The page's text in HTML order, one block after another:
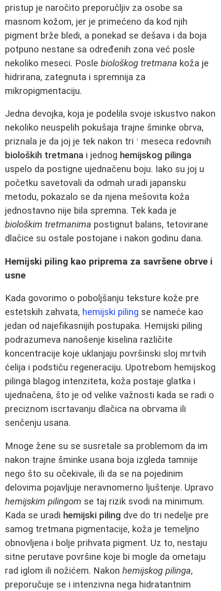
pristup je naročito preporučljiv za osobe sa
masnom kožom, jer je primećeno da kod njih
pigment brže bledi, a ponekad se dešava i da boja
potpuno nestane sa određenih zona već posle
nekoliko meseci. Posle biološkog tretmana koža je
hidrirana, zategnuta i spremnija za
mikropigmentaciju.
Jedna devojka, koja je podelila svoje iskustvo nakon
nekoliko neuspelih pokušaja trajne šminke obrva,
priznala je da joj je tek nakon tri
1
meseca redovnih
bioloških tretmana i jednog hemijskog pilinga
uspelo da postigne ujednačenu boju. Iako su joj u
početku savetovali da odmah uradi japansku
metodu, pokazalo se da njena mešovita koža
jednostavno nije bila spremna. Tek kada je
biološkim tretmanima postignut balans, tetovirane
dlačice su ostale postojane i nakon godinu dana.
Hemijski piling kao priprema za savršene obrve i
usne
Kada govorimo o poboljšanju teksture kože pre
estetskih zahvata, hemijski piling se nameće kao
jedan od najefikasnijih postupaka. Hemijski piling
podrazumeva nanošenje kiselina različite
koncentracije koje uklanjaju površinski sloj mrtvih
ćelija i podstiču regeneraciju. Upotrebom hemijskog
pilinga blagog intenziteta, koža postaje glatka i
ujednačena, što je od velike važnosti kada se radi o
preciznom iscrtavanju dlačica na obrvama ili
senčenju usana.
Mnoge žene su se susretale sa problemom da im
nakon trajne šminke usana boja izgleda tamnije
nego što su očekivale, ili da se na pojedinim
delovima pojavljuje neravnomerno ljuštenje. Upravo
hemijskim pilingom se taj rizik svodi na minimum.
Kada se uradi hemijski piling dve do tri nedelje pre
samog tretmana pigmentacije, koža je temeljno
obnovljena i bolje prihvata pigment. Uz to, nestaju
sitne perutave površine koje bi mogle da ometaju
rad iglom ili nožićem. Nakon hemijskog pilinga,
preporučuje se i intenzivna nega hidratantnim